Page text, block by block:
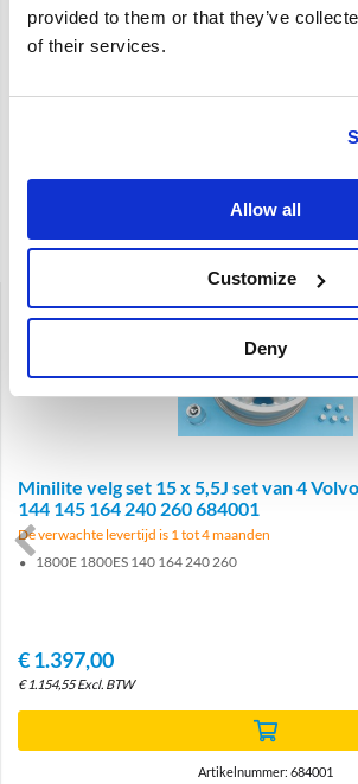
provided to them or that they’ve
of their services.
Allow all
Customize
Deny
Own
Gerelateerde artikelen
Minilite velg set 15 x 5,5J set van 4
144 145 164 240 260 684001
De verwachte levertijd is 1 tot 4 maanden
1800E 1800ES 140 164 240 260
€1.397,00
€1.154,55 Excl. BTW
Artikelnummer: 684001